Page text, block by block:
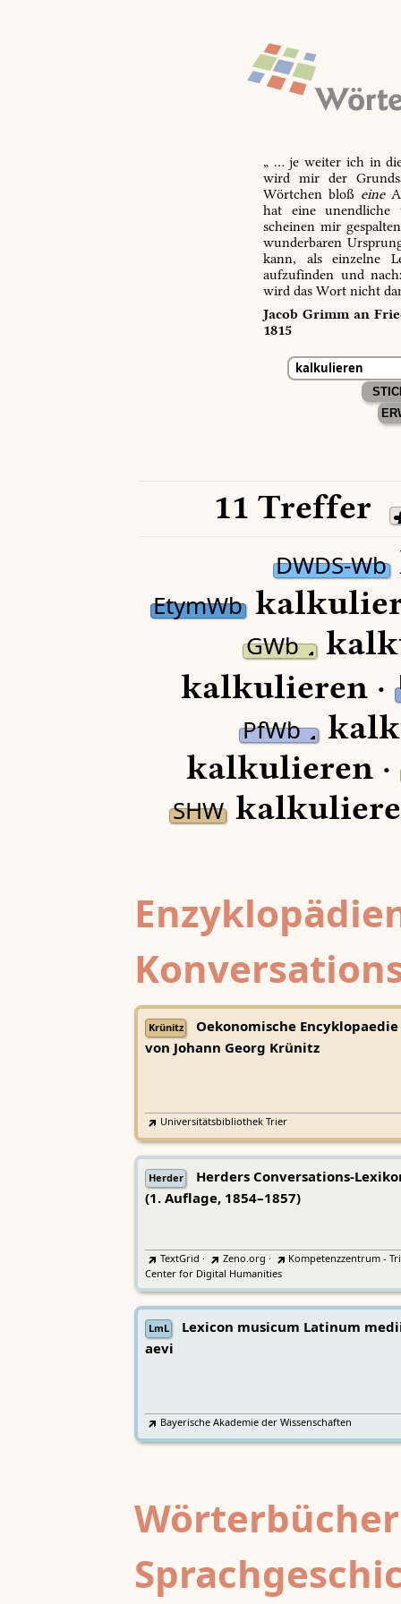
„ … je weiter ich in
wird mir der
Wörtchen bloß eine
hat eine unendliche
scheinen mir
wunderbaren
kann, als einzelne
aufzufinden und
wird das Wort nicht
Jacob Grimm an
1815
11 Treffer
DWDS-Wb
EtymWb
GWb
kalkulieren ·
PfWb
kalkulieren ·
SHW
Krünitz
Oekonomische Encyklopaedie
von Johann Georg Krünitz
Universitätsbibliothek Trier
Herder
Herders Conversations-
(1. Auflage, 1854–1857)
TextGrid · Zeno.org ·
Kompetenzzentrum -
Center for Digital Humanities
LmL
Lexicon musicum Latinum
aevi
Bayerische Akademie der Wissenschaften